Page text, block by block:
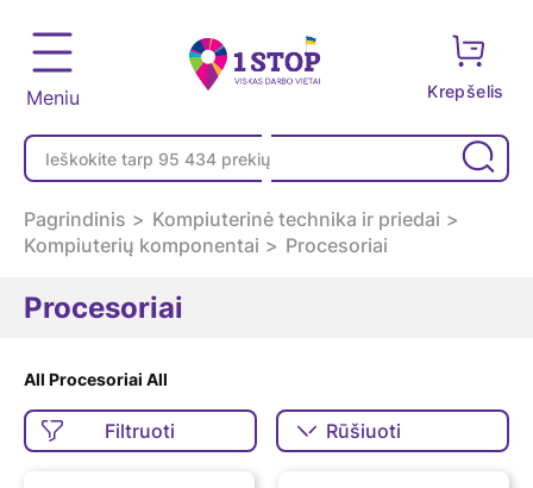
Meniu Krepšelis
Pagrindinis
Kompiuterinė technika ir priedai
Kompiuterių komponentai
Procesoriai
Procesoriai
All Procesoriai All
Filtruoti